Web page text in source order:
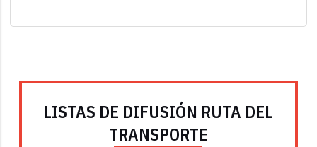
LISTAS DE DIFUSIÓN RUTA DEL
TRANSPORTE